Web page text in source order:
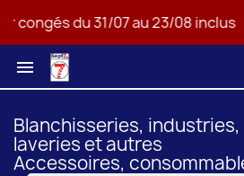
congés du 31/07 au 23/08 inclus

Blanchisseries,
laveries et autres
Accessoires,